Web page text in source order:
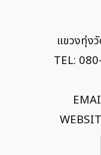
แขวงทุ่ง
TEL: